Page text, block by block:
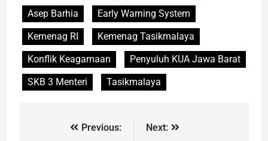
Asep Barhia
Early Warning System
Kemenag RI
Kemenag Tasikmalaya
Konflik Keagamaan
Penyuluh KUA Jawa Barat
SKB 3 Menteri
Tasikmalaya
Previous:
Next: